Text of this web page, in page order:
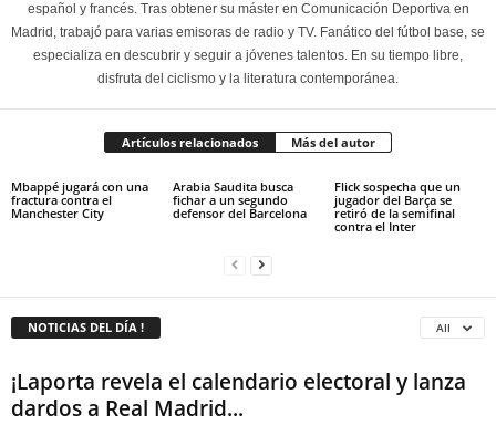
español y francés. Tras obtener su máster en Comunicación Deportiva en
Madrid, trabajó para varias emisoras de radio y TV. Fanático del fútbol base, se
especializa en descubrir y seguir a jóvenes talentos. En su tiempo libre,
disfruta del ciclismo y la literatura contemporánea.
Artículos relacionados Más del autor
Mbappé jugará con una
fractura contra el
Manchester City
Arabia Saudita busca
fichar a un segundo
defensor del Barcelona
Flick sospecha que un
jugador del Barça se
retiró de la semifinal
contra el Inter
NOTICIAS DEL DÍA ! All
¡Laporta revela el calendario electoral y lanza
dardos a Real Madrid...